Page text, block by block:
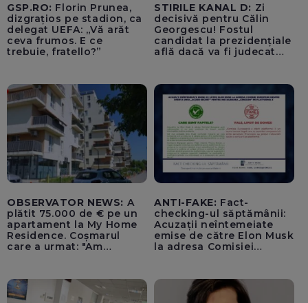
GSP.RO: Florin Prunea,
dizgrațios pe stadion, ca
delegat UEFA: „Vă arăt
ceva frumos. E ce
trebuie, fratello?”
STIRILE KANAL D: Zi
decisivă pentru Călin
Georgescu! Fostul
candidat la prezidențiale
află dacă va fi judecat
OBSERVATOR NEWS: A
plătit 75.000 de € pe un
apartament la My Home
Residence. Coșmarul
care a urmat: "Am
ANTI-FAKE: Fact-
checking-ul săptămânii:
Acuzații neîntemeiate
emise de către Elon Musk
la adresa Comisiei
pentru instaurarea
„cenzurii” pe platforma X